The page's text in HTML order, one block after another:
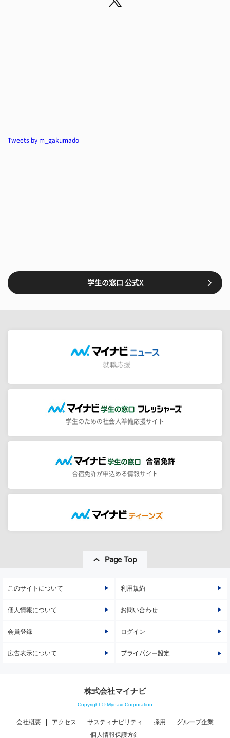
Tweets by m_gakumado
学生の窓口 公式X
学生のための社会人準備応援サイト
合宿免許が申込める情報サイト
Page Top
このサイトについて 利用規約
個人情報について お問い合わせ
会員登録 ログイン
広告表示について プライバシー設定
株式会社マイナビ
Copyright © Mynavi Corporation
会社概要 アクセス サスティナビリティ 採用
グループ企業
個人情報保護方針